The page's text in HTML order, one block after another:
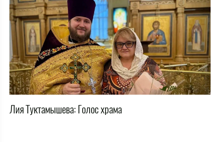
Лия Туктамышева: Голос храма